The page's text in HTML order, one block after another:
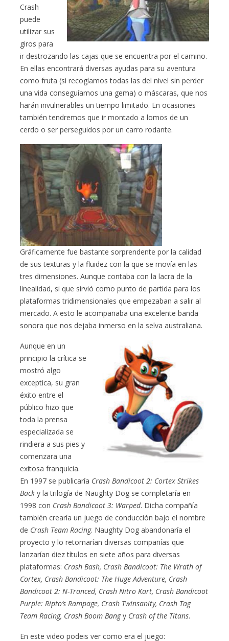
Crash
puede
utilizar sus
giros para
ir destrozando las cajas que se encuentra por el camino.
En ellas encontrará diversas ayudas para su aventura
como fruta (si recogíamos todas las del nivel sin perder
una vida conseguíamos una gema) o máscaras, que nos
harán invulnerables un tiempo limitado. En ocasiones
también tendremos que ir montado a lomos de un
cerdo o ser perseguidos por un carro rodante.
Gráficamente fue bastante sorprendente por la calidad
de sus texturas y la fluidez con la que se movía en las
tres dimensiones. Aunque contaba con la lacra de la
linealidad, si que sirvió como punto de partida para los
plataformas tridimensionales que empezaban a salir al
mercado. A esto le acompañaba una excelente banda
sonora que nos dejaba inmerso en la selva australiana.
Aunque en un
principio la crítica se
mostró algo
exceptica, su gran
éxito entre el
público hizo que
toda la prensa
especializada se
rindiera a sus pies y
comenzara una
exitosa franquicia.
En 1997 se publicaría Crash Bandicoot 2: Cortex Strikes
Back y la trilogía de Naughty Dog se completaría en
1998 con Crash Bandicoot 3: Warped. Dicha compañía
también crearía un juego de conducción bajo el nombre
de Crash Team Racing. Naughty Dog abandonaría el
proyecto y lo retomarían diversas compañías que
lanzarían diez títulos en siete años para diversas
plataformas: Crash Bash, Crash Bandicoot: The Wrath of
Cortex, Crash Bandicoot: The Huge Adventure, Crash
Bandicoot 2: N-Tranced, Crash Nitro Kart, Crash Bandicoot
Purple: Ripto’s Rampage, Crash Twinsanity, Crash Tag
Team Racing, Crash Boom Bangy Crash of the Titans.
En este video podeis ver como era el juego: